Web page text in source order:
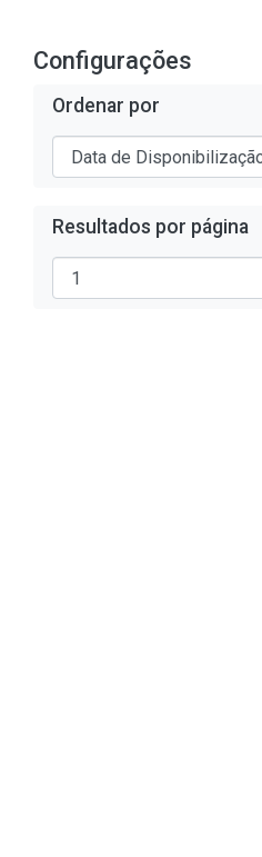
Configurações
Ordenar por
Resultados por página